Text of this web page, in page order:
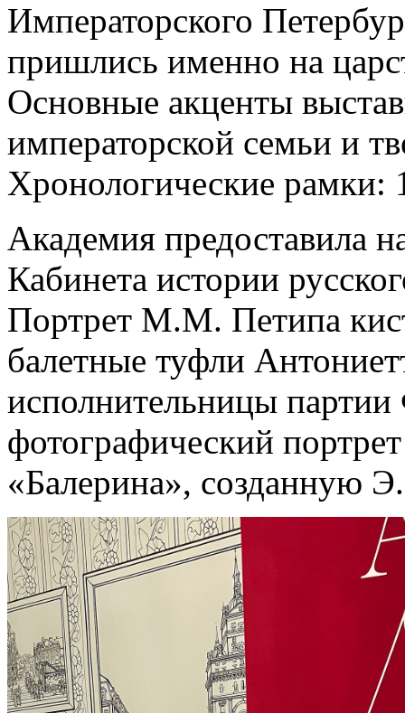
Императорского
пришлись именно на
Основные акценты
императорской семьи и
Хронологические рамки:
Академия предоставила
Кабинета истории
Портрет М.М. Петипа
балетные туфли
исполнительницы
фотографический
«Балерина», созданную